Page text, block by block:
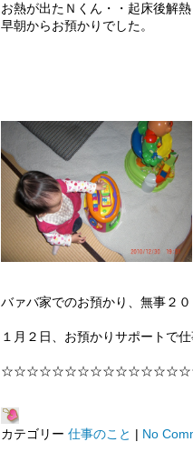
お熱が出たＮくん・・起床後解熱
早朝からお預かりでした。
バァバ家でのお預かり、無事２０
１月２日、お預かりサポートで仕
カテゴリー 仕事のこと | No